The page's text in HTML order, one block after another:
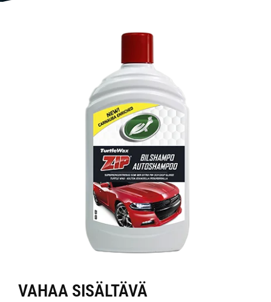
VAHAA SISÄLTÄVÄ